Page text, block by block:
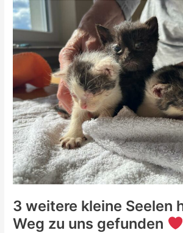
3 weitere kleine Seelen
Weg zu uns gefunden
3
weitere
kleine
Seelen
haben
den
Weg
zu
uns
gefunden